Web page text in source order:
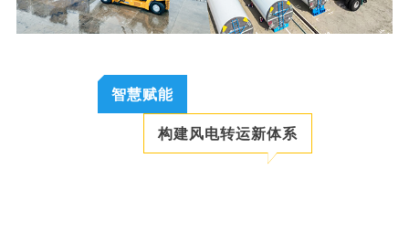
智慧赋能
构建风电转运新体系